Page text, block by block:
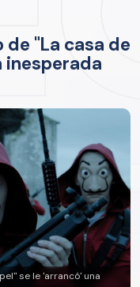
"La casa de
inesperada
se le 'arrancó' una